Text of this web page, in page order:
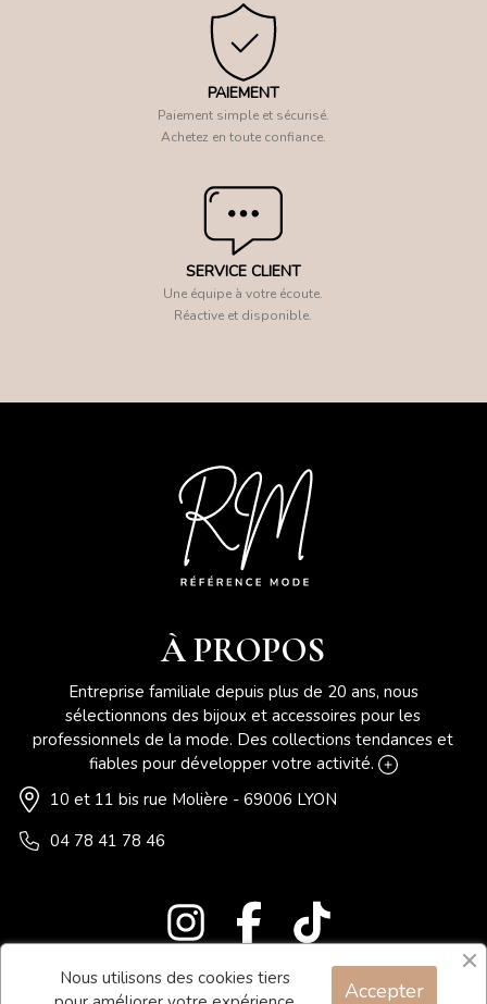
PAIEMENT
Paiement simple et sécurisé.
Achetez en toute confiance.
SERVICE CLIENT
Une équipe à votre écoute.
Réactive et disponible.
À PROPOS
Entreprise familiale depuis plus de 20 ans, nous
sélectionnons des bijoux et accessoires pour les
professionnels de la mode. Des collections tendances et
fiables pour développer votre activité.
10 et 11 bis rue Molière - 69006 LYON
04 78 41 78 46
Blog
Nous utilisons des cookies tiers
Accepter